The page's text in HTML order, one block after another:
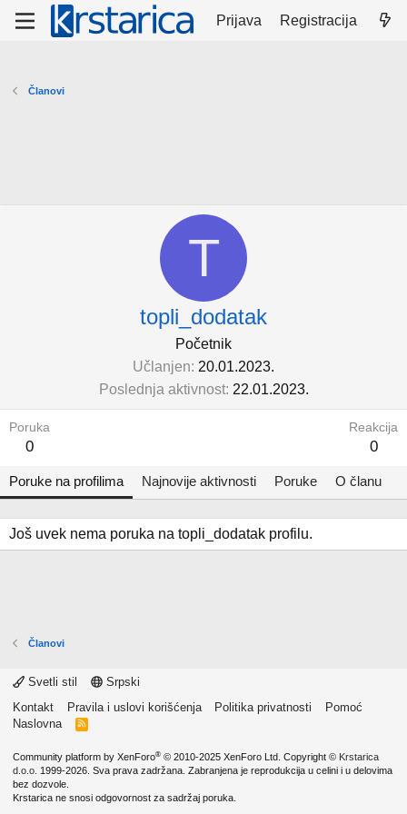
Prijava Registracija
Članovi
T
topli_dodatak
Početnik
Učlanjen 20.01.2023.
Poslednja aktivnost 22.01.2023.
Poruka
0
Reakcija
0
Poruke na profilima Najnovije aktivnosti Poruke O članu
Još uvek nema poruka na topli_dodatak profilu.
Članovi
Svetli stil
Srpski
Kontakt
Pravila i uslovi korišćenja Politika privatnosti
Pomoć
Naslovna
R
Community platform by XenForo® © 2010-2025 XenForo Ltd. Copyright © Krstarica
d.o.o. 1999-2026. Sva prava zadržana. Zabranjena je reprodukcija u celini i u delovima
bez dozvole.
Krstarica ne snosi odgovornost za sadržaj poruka.